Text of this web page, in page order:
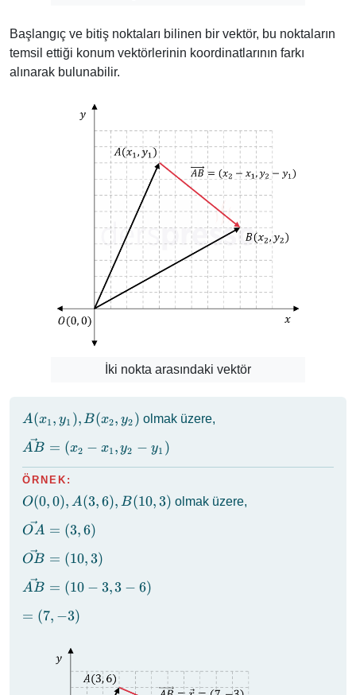
Başlangıç ve bitiş noktaları bilinen bir vektör, bu noktaların
temsil ettiği konum vektörlerinin koordinatlarının farkı
alınarak bulunabilir.
İki nokta arasındaki vektör
A(x_1,
y_1),
B(x_2,
y_2)
A(x1 , y1 ), B(x2, y2 ) olmak üzere,
\vec{AB}
= (x_2 -
x_1, y_2 -
y_1)
AB = (x2 − x1 , y2 − y1 )
ÖRNEK:
O(0,
0),
A(3,
6),
B(10,
3)
O(0, 0), A(3, 6), B(10,3) olmak üzere,
\vec{OA}
= (3, 6)
OA = (3,6)
\vec{OB}
= (10, 3)
OB = (10,3)
\vec{AB}
3 - 6)
AB = (10 − 3,3 − 6)
=
= (7, −3)